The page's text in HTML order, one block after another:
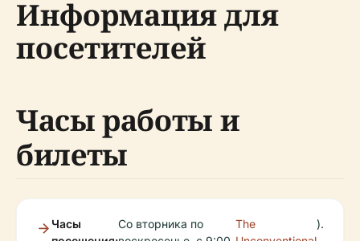
Информация для
посетителей
Часы работы и
билеты
Часы
Со вторника по
The
).